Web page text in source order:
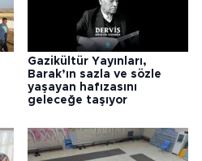
Gazikültür Yayınları,
Barak’ın sazla ve sözle
yaşayan hafızasını
geleceğe taşıyor